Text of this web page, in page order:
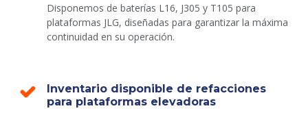
Disponemos de baterías L16, J305 y T105 para
plataformas JLG, diseñadas para garantizar la máxima
continuidad en su operación.
Inventario disponible de refacciones
para plataformas elevadoras